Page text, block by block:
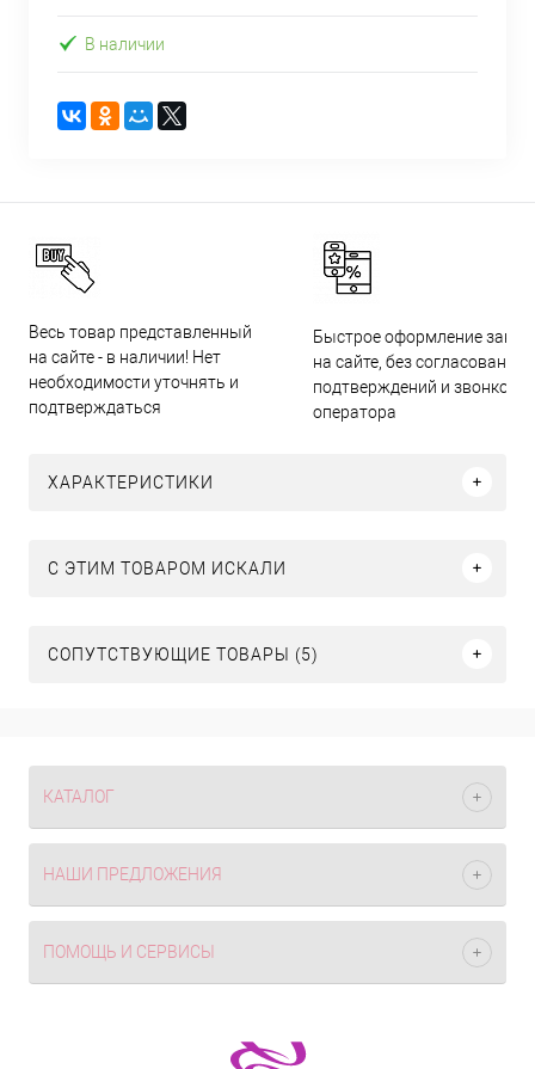
В наличии
Весь товар представленный
на сайте - в наличии! Нет
необходимости уточнять и
подтверждаться
Быстрое оформление
на сайте, без согласований,
подтверждений и звонков
оператора
ХАРАКТЕРИСТИКИ
C ЭТИМ ТОВАРОМ ИСКАЛИ
СОПУТСТВУЮЩИЕ ТОВАРЫ (5)
КАТАЛОГ
НАШИ ПРЕДЛОЖЕНИЯ
ПОМОЩЬ И СЕРВИСЫ